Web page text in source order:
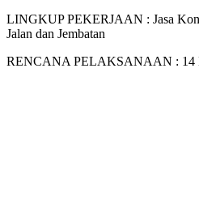
LINGKUP PEKERJAAN : Jasa
Jalan dan Jembatan
RENCANA PELAKSANAAN : 14